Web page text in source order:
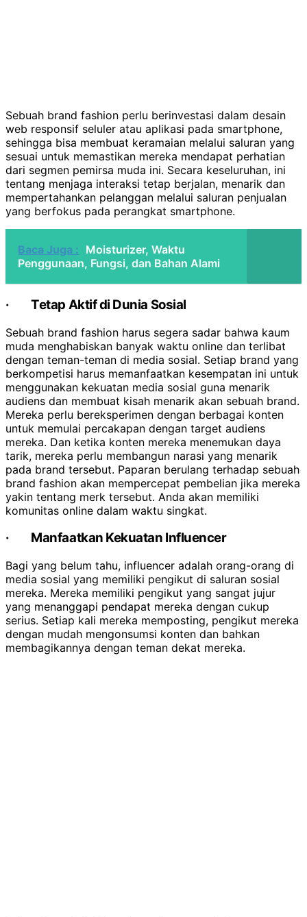
Sebuah brand fashion perlu berinvestasi dalam desain
web responsif seluler atau aplikasi pada smartphone,
sehingga bisa membuat keramaian melalui saluran yang
sesuai untuk memastikan mereka mendapat perhatian
dari segmen pemirsa muda ini. Secara keseluruhan, ini
tentang menjaga interaksi tetap berjalan, menarik dan
mempertahankan pelanggan melalui saluran penjualan
yang berfokus pada perangkat smartphone.
Baca Juga : Moisturizer, Waktu
Penggunaan, Fungsi, dan Bahan Alami
·Tetap Aktif di Dunia Sosial
Sebuah brand fashion harus segera sadar bahwa kaum
muda menghabiskan banyak waktu online dan terlibat
dengan teman-teman di media sosial. Setiap brand yang
berkompetisi harus memanfaatkan kesempatan ini untuk
menggunakan kekuatan media sosial guna menarik
audiens dan membuat kisah menarik akan sebuah brand.
Mereka perlu bereksperimen dengan berbagai konten
untuk memulai percakapan dengan target audiens
mereka. Dan ketika konten mereka menemukan daya
tarik, mereka perlu membangun narasi yang menarik
pada brand tersebut. Paparan berulang terhadap sebuah
brand fashion akan mempercepat pembelian jika mereka
yakin tentang merk tersebut. Anda akan memiliki
komunitas online dalam waktu singkat.
· Manfaatkan Kekuatan Influencer
Bagi yang belum tahu, influencer adalah orang-orang di
media sosial yang memiliki pengikut di saluran sosial
mereka. Mereka memiliki pengikut yang sangat jujur ​​
yang menanggapi pendapat mereka dengan cukup
serius. Setiap kali mereka memposting, pengikut mereka
dengan mudah mengonsumsi konten dan bahkan
membagikannya dengan teman dekat mereka.